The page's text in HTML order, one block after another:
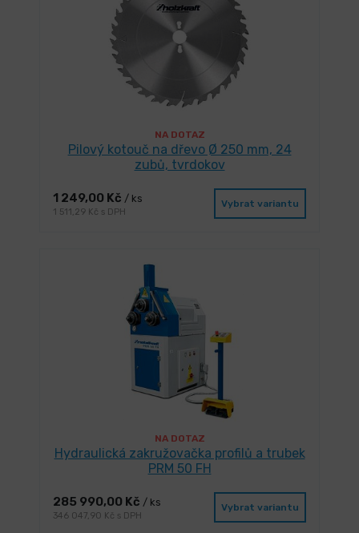
NA DOTAZ
Pilový kotouč na dřevo Ø 250 mm, 24
zubů, tvrdokov
1 249,00 Kč / ks
1 511,29 Kč s DPH
Vybrat variantu
NA DOTAZ
Hydraulická zakružovačka profilů a trubek
PRM 50 FH
285 990,00 Kč / ks
346 047,90 Kč s DPH
Vybrat variantu